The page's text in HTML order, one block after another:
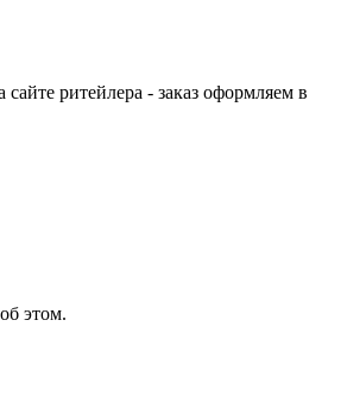
ритейлера - заказ оформляем в
этом.